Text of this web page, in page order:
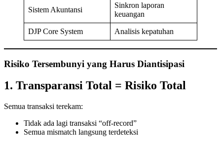
Sistem Akuntansi
Sinkron laporan
keuangan
DJP Core System Analisis kepatuhan
Risiko Tersembunyi yang Harus Diantisipasi
1. Transparansi Total = Risiko Total
Semua transaksi terekam:
Tidak ada lagi transaksi “off-record”
Semua mismatch langsung terdeteksi